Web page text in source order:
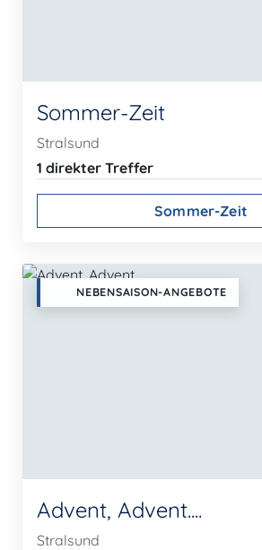
Sommer-Zeit
Stralsund
1 direkter Treffer
Sommer-Zeit
NEBENSAISON-ANGEBOTE
Advent, Advent....
Stralsund